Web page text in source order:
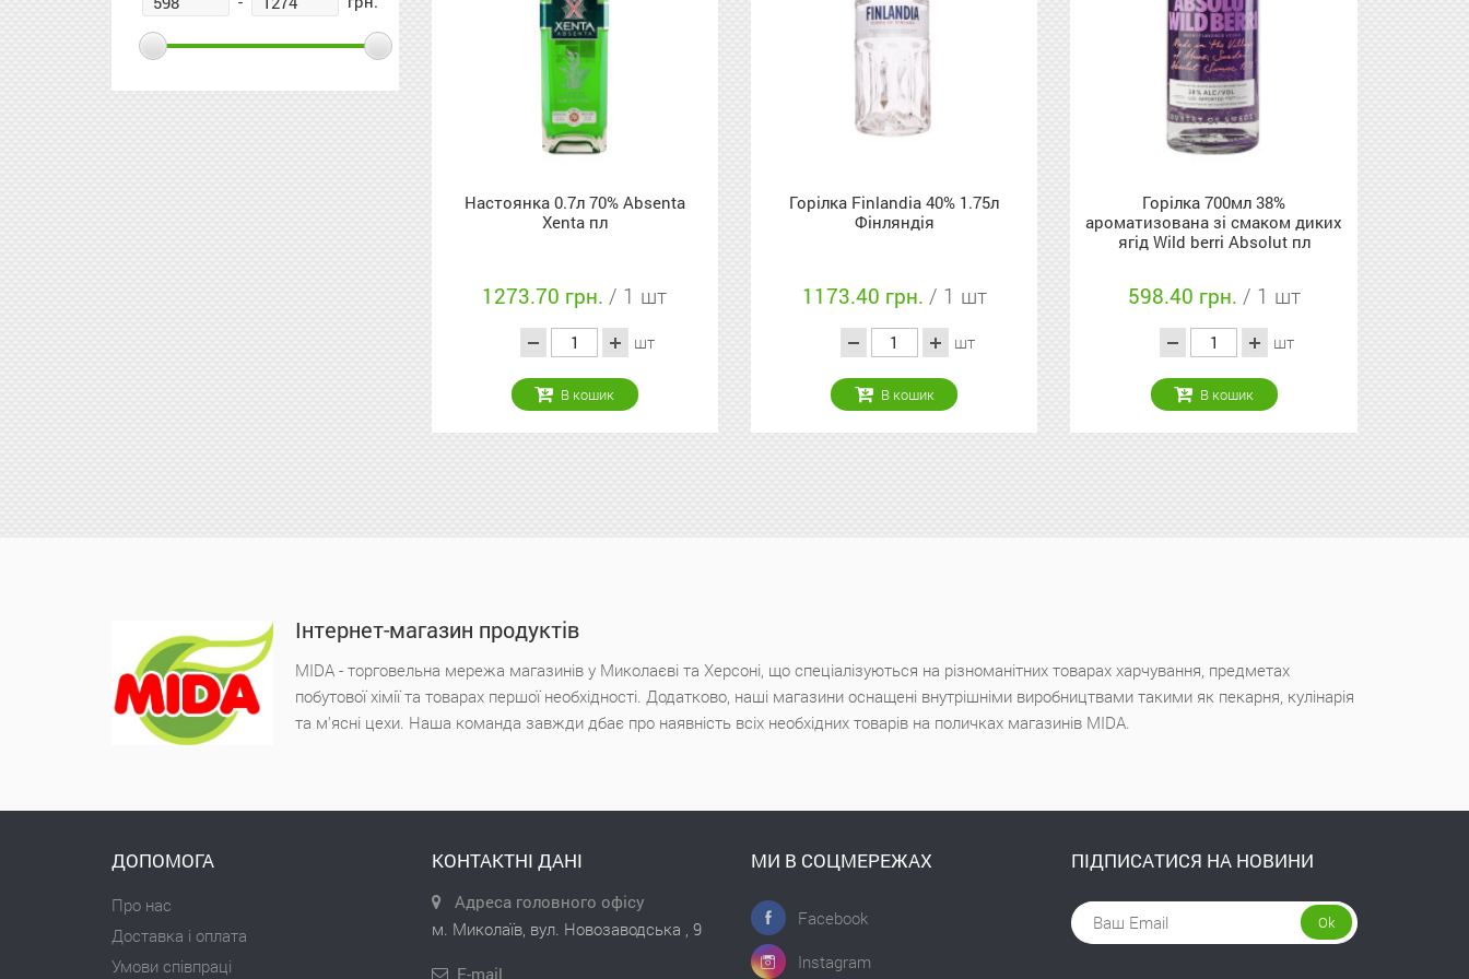
Настоянка 0.7л 70% Absenta
Xenta пл
1273.70 грн. / 1 шт
шт
В кошик
Горілка Finlandia 40% 1.75л
Фінляндія
1173.40 грн. / 1 шт
шт
В кошик
Горілка 700мл 38%
ароматизована зі смаком диких
ягід Wild berri Absolut пл
598.40 грн. / 1 шт
шт
В кошик
Інтернет-магазин продуктів
MIDA - торговельна мережа магазинів у Миколаєві та Херсоні, що спеціалізуються на різноманітних товарах харчування, предметах
побутової хімії та товарах першої необхідності. Додатково, наші магазини оснащені внутрішніми виробництвами такими як пекарня, кулінарія
та м'ясні цехи. Наша команда завжди дбає про наявність всіх необхідних товарів на поличках магазинів MIDA.
ДОПОМОГА
Про нас
Доставка і оплата
Умови співпраці
КОНТАКТНІ ДАНІ
Адреса головного офісу
м. Миколаїв, вул. Новозаводська , 9
E-mail
МИ В СОЦМЕРЕЖАХ
Facebook
Instagram
ПІДПИСАТИСЯ НА НОВИНИ
Ok